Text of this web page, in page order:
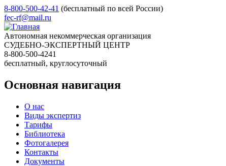
8-800-500-42-41 (бесплатный по всей России)
fec-rf@mail.ru
Автономная некоммерческая организация
СУДЕБНО-ЭКСПЕРТНЫЙ ЦЕНТР
8-800-500-4241
бесплатный, круглосуточный
Основная навигация
О нас
Виды экспертиз
Тарифы
Библиотека
Фотогалерея
Контакты
Документы